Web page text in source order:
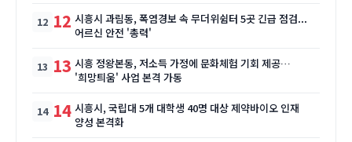
12 시흥시 과림동, 폭염경보 속 무더위쉼터 5곳 긴급 점검...
어르신 안전 '총력'
13 시흥 정왕본동, 저소득 가정에 문화체험 기회 제공…
'희망틔움' 사업 본격 가동
14 시흥시, 국립대 5개 대학생 40명 대상 제약바이오 인재
양성 본격화